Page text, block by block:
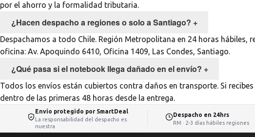
por el ahorro y la formalidad tributaria.
¿Hacen despacho a regiones o solo a Santiago? +
Despachamos a todo Chile. Región Metropolitana en 24 horas hábiles,
oficina: Av. Apoquindo 6410, Oficina 1409, Las Condes, Santiago.
¿Qué pasa si el notebook llega dañado en el envío? +
Todos los envíos están cubiertos contra daños en transporte. Si
dentro de las primeras 48 horas desde la entrega.
Envío protegido por SmartDeal
La responsabilidad del despacho es
nuestra
Despacho en 24hrs
RM · 2-3 días hábiles regiones